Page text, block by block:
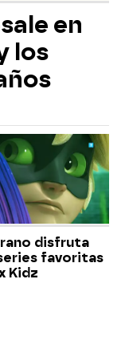
en
los
disfruta
favoritas
Kidz